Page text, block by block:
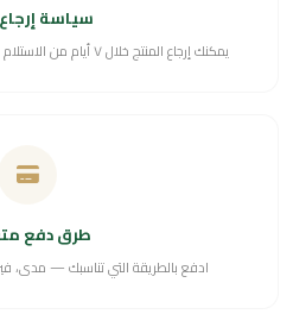
سياسة
يمكنك إرجاع المنتج خلال ٧ أيام من الاستلام بشرط أن يكون في حالته الأصلية.
طرق دفع
ادفع بالطريقة التي تناسبك — مدى،